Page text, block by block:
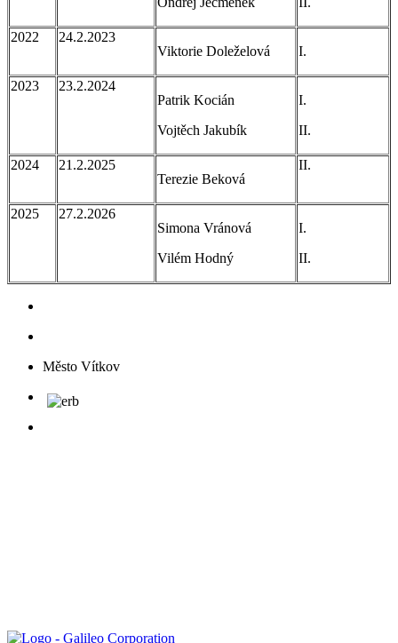
2022
24.2.2023
Viktorie Doleželová
I.
2023
23.2.2024
Patrik Kocián
Vojtěch Jakubík
I.
II.
2024
21.2.2025
Terezie Beková
II.
2025
27.2.2026
Simona Vránová
Vilém Hodný
I.
II.
Město Vítkov